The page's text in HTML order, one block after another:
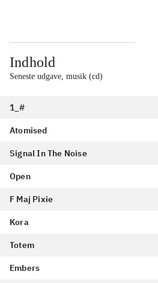
Indhold
Seneste udgave, musik (cd)
1_#
Atomised
Signal In The Noise
Open
F Maj Pixie
Kora
Totem
Embers